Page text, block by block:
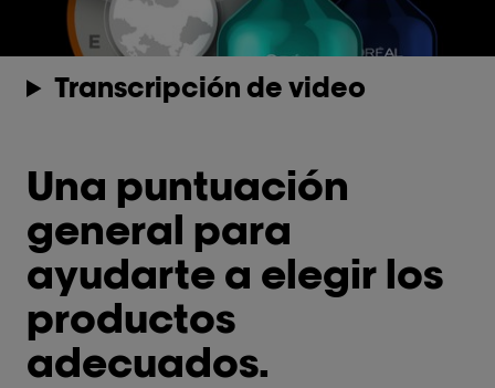
Transcripción de video
Una puntuación
general para
ayudarte a elegir los
productos
adecuados.